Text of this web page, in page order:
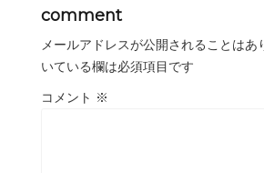
comment
メールアドレスが公開されることはあ
いている欄は必須項目です
コメント ※